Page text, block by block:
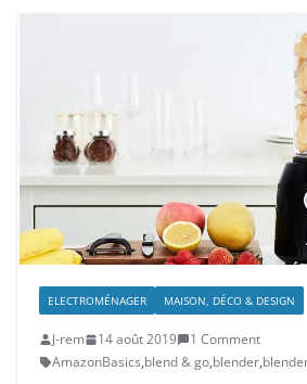
ELECTROMÉNAGER MAISON, DÉCO & DESIGN
J-rem 14 août 2019
1 Comment
AmazonBasics,blend & go,blender,